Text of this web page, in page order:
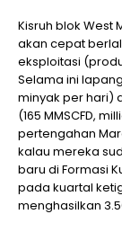
Kisruh blok West
akan cepat
eksploitasi
Selama ini
minyak per hari)
(165 MMSCFD,
pertengahan
kalau mereka
baru di Formasi
pada kuartal
menghasilkan